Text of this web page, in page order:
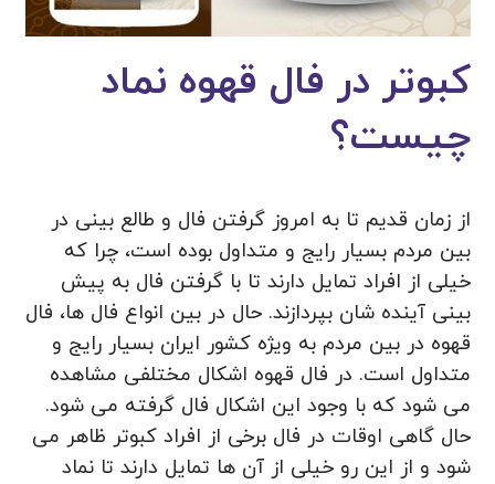
کبوتر در فال قهوه نماد
چیست؟
از زمان قدیم تا به امروز گرفتن فال و طالع بینی در
بین مردم بسیار رایج و متداول بوده است، چرا که
خیلی از افراد تمایل دارند تا با گرفتن فال به پیش
بینی آینده شان بپردازند. حال در بین انواع فال ها، فال
قهوه در بین مردم به ویژه کشور ایران بسیار رایج و
متداول است. در فال قهوه اشکال مختلفی مشاهده
می‌ شود که با وجود این اشکال فال گرفته می شود.
حال گاهی اوقات در فال برخی از افراد کبوتر ظاهر می
‌شود و از این رو خیلی از آن ها تمایل دارند تا نماد